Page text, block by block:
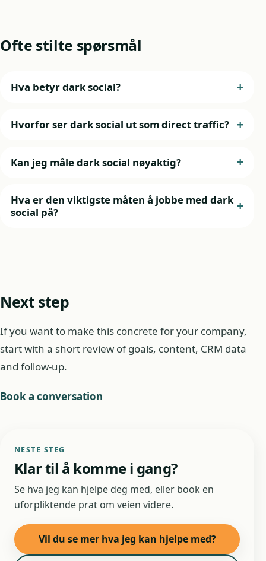
Ofte stilte spørsmål
Hva betyr dark social?
Hvorfor ser dark social ut som direct traffic?
Kan jeg måle dark social nøyaktig?
Hva er den viktigste måten å jobbe med dark
social på?
Next step
If you want to make this concrete for your company,
start with a short review of goals, content, CRM data
and follow-up.
Book a conversation
NESTE STEG
Klar til å komme i gang?
Se hva jeg kan hjelpe deg med, eller book en
uforpliktende prat om veien videre.
Vil du se mer hva jeg kan hjelpe med?